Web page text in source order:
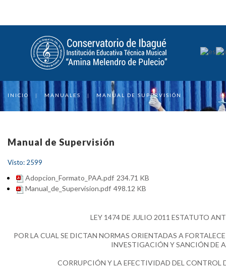
INICIO | MANUALES | MANUAL DE SUPERVISIÓN
Manual de Supervisión
Visto: 2599
Adopcion_Formato_PAA.pdf 234.71 KB
Manual_de_Supervision.pdf 498.12 KB
LEY 1474 DE JULIO 2011 ESTATUTO
POR LA CUAL SE DICTAN NORMAS ORIENTADAS A
INVESTIGACIÓN Y SANCIÓN DE
CORRUPCIÓN Y LA EFECTIVIDAD DEL CONTROL